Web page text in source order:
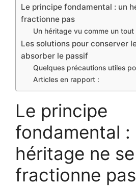
Le principe fondamental : un
fractionne pas
Un héritage vu comme un
Les solutions pour conserver
absorber le passif
Quelques précautions utiles
Articles en rapport :
Le principe
fondamental :
héritage ne se
fractionne pas